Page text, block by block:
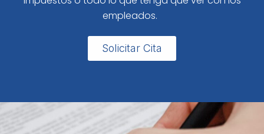
empleados.
Solicitar Cita